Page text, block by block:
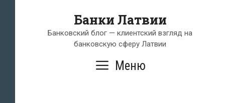
содержимому
Банки Латвии
Банковский блог — клиентский взгляд на
банковскую сферу Латвии
Меню